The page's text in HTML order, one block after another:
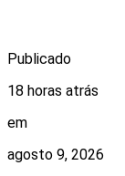
Publicado
18 horas atrás
em
agosto 9, 2026